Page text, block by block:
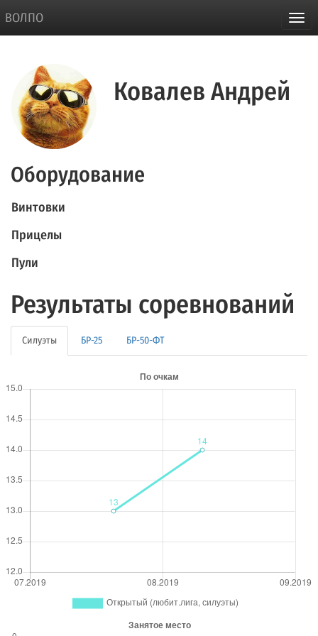
ВОЛПО
Ковалев Андрей
Оборудование
Винтовки
Прицелы
Пули
Результаты соревнований
Силуэты БР-25 БР-50-ФТ